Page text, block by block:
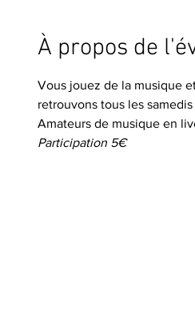
À propos de
Vous jouez de la musique
retrouvons tous les
Amateurs de musique en
Participation 5€